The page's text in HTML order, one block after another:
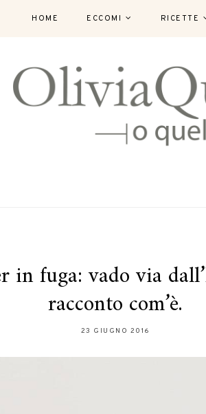
HOME ECCOMI RICETTE
in fuga: vado via
racconto com’è.
23 GIUGNO 2016